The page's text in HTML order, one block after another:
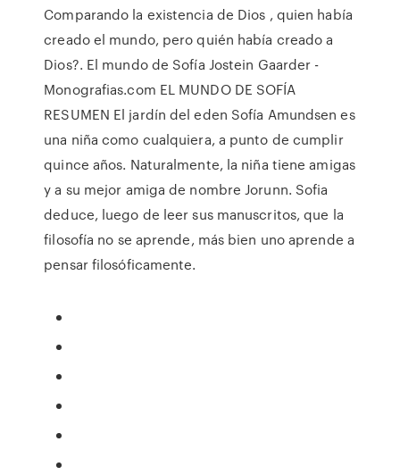
Comparando la existencia de Dios , quien había
creado el mundo, pero quién había creado a
Dios?. El mundo de Sofía Jostein Gaarder -
Monografias.com EL MUNDO DE SOFÍA
RESUMEN El jardín del eden Sofía Amundsen es
una niña como cualquiera, a punto de cumplir
quince años. Naturalmente, la niña tiene amigas
y a su mejor amiga de nombre Jorunn. Sofia
deduce, luego de leer sus manuscritos, que la
filosofía no se aprende, más bien uno aprende a
pensar filosóficamente.